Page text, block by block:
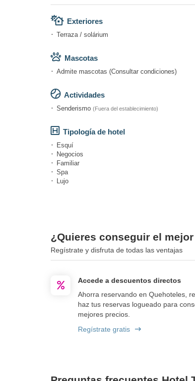
Exteriores
Terraza / solárium
Mascotas
Admite mascotas (Consultar condiciones)
Actividades
Senderismo (Fuera del establecimiento)
Tipología de hotel
Esquí
Negocios
Familiar
Spa
Lujo
¿Quieres conseguir el
Regístrate y disfruta de todas las ventajas
Accede a descuentos directos
Ahorra reservando en Quehoteles,
haz tus reservas logueado para
mejores precios.
Regístrate gratis